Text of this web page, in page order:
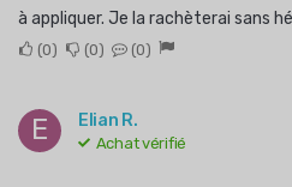
à appliquer. Je la rachèterai sans
0 0 0
E Elian R.
Achat vérifié